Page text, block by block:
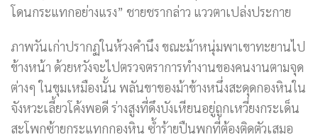
โดนกระแทกอย่างแรง” ชายชรากล่าว แววตาเปล่งประกาย
ภาพวันเก่าปรากฏในห้วงคำนึง ขณะม้าหนุ่มพาเขาทะยานไป
ข้างหน้า ด้วยหวังจะไปตรวจตราการทำงานของคนงานตามจุด
ต่างๆ ในขุมเหมืองนั้น พลันขาของม้าข้างหนึ่งสะดุดกองหินใน
จังหวะเลี้ยวโค้งพอดี ร่างสูงที่ดึงบังเหียนอยู่ถูกเหวี่ยงกระเด็น
สะโพกซ้ายกระแทกกองหิน ซ้ำร้ายปืนพกที่ต้องติดตัวเสมอ